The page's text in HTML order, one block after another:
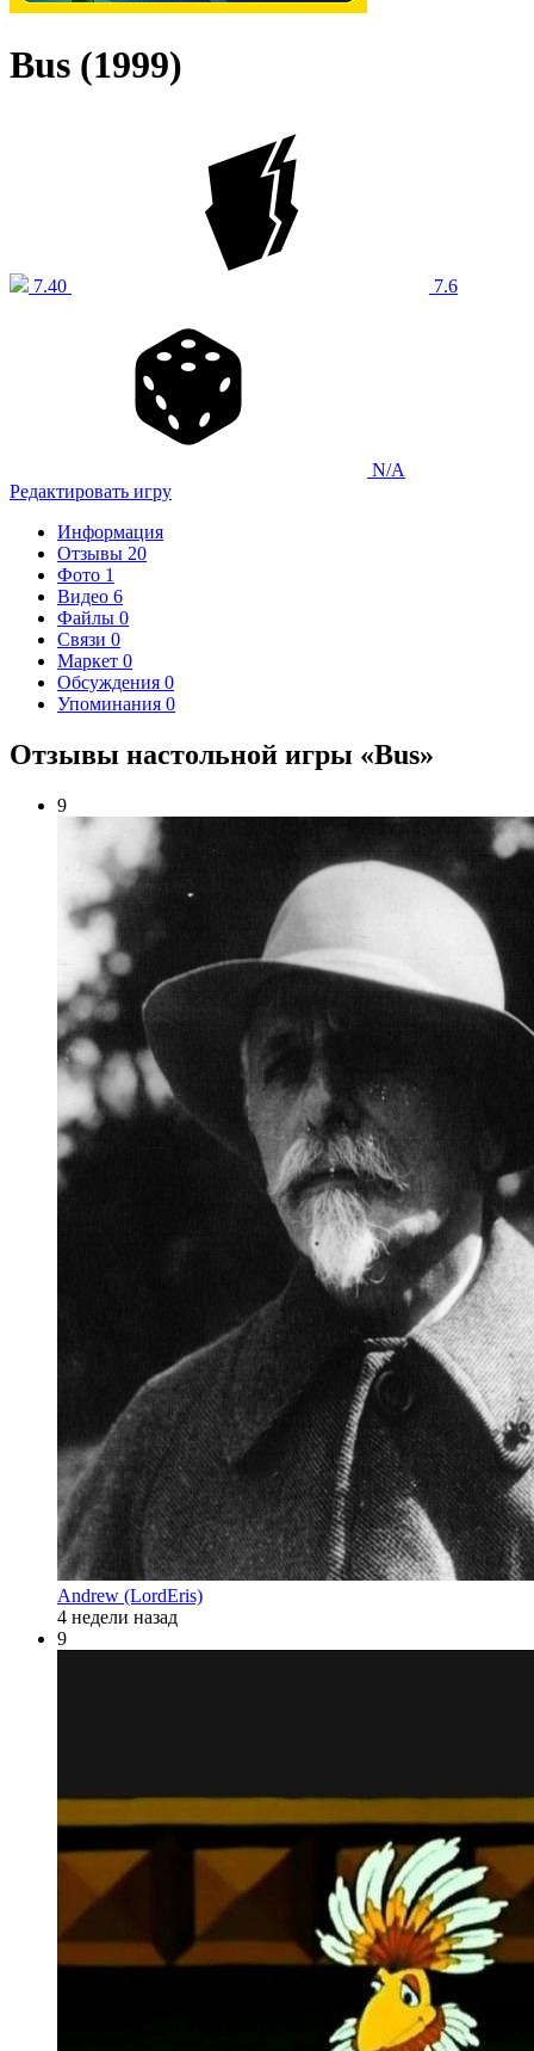
Bus (1999)
7.40 7.6
N/A
Редактировать игру
Информация
Отзывы 20
Фото 1
Видео 6
Файлы 0
Связи 0
Маркет 0
Обсуждения 0
Упоминания 0
Отзывы настольной игры «Bus»
9
Andrew (LordEris)
4 недели назад
9